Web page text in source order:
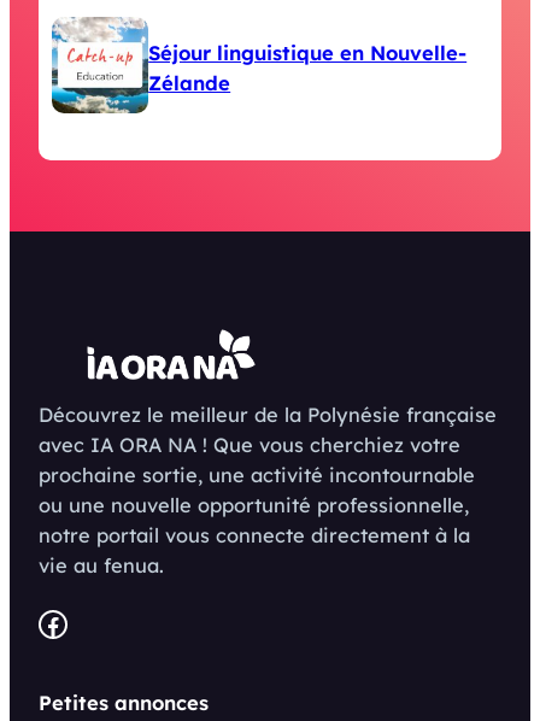
Séjour linguistique en Nouvelle-
Zélande
Découvrez le meilleur de la Polynésie française
avec IA ORA NA ! Que vous cherchiez votre
prochaine sortie, une activité incontournable
ou une nouvelle opportunité professionnelle,
notre portail vous connecte directement à la
vie au fenua.
Facebook
Petites annonces